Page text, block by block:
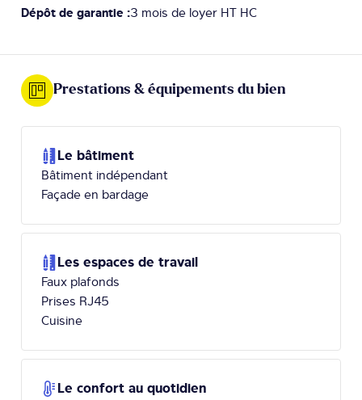
Dépôt de garantie :3 mois de loyer HT HC
Prestations & équipements du bien
Le bâtiment
Bâtiment indépendant
Façade en bardage
Les espaces de travail
Faux plafonds
Prises RJ45
Cuisine
Le confort au quotidien